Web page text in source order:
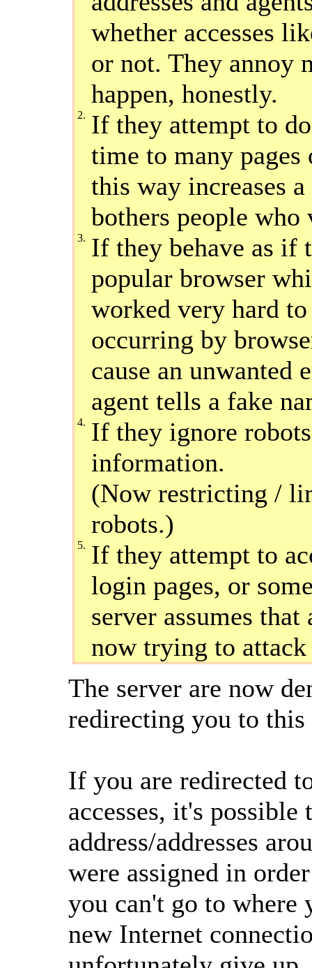
whether accesses
or not. They annoy
happen, honestly.
2. If they attempt to
time to many pages
this way increases
bothers people who
3. If they behave as if
popular browser
worked very hard
occurring by
cause an unwanted
agent tells a fake
4. If they ignore
information.
(Now restricting /
robots.)
5. If they attempt to
login pages, or
server assumes
now trying to
The server are now
redirecting you to this
If you are redirected
accesses, it's possible
address/addresses
were assigned in
you can't go to where
new Internet